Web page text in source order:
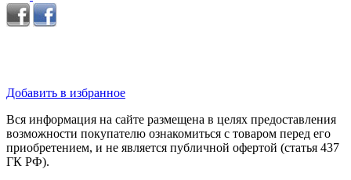
Добавить в избранное
Вся информация на сайте размещена в целях предоставления
возможности покупателю ознакомиться с товаром перед его
приобретением, и не является публичной офертой (статья 437
ГК РФ).